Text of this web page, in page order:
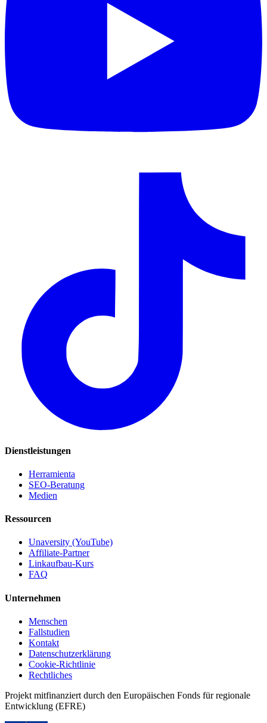
Dienstleistungen
Herramienta
SEO-Beratung
Medien
Ressourcen
Unaversity (YouTube)
Affiliate-Partner
Linkaufbau-Kurs
FAQ
Unternehmen
Menschen
Fallstudien
Kontakt
Datenschutzerklärung
Cookie-Richtlinie
Rechtliches
Projekt mitfinanziert durch den Europäischen Fonds für regionale
Entwicklung (EFRE)